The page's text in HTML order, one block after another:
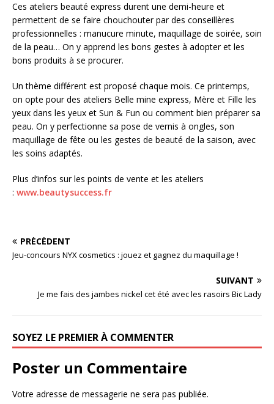
Ces ateliers beauté express durent une demi-heure et
permettent de se faire chouchouter par des conseillères
professionnelles : manucure minute, maquillage de soirée, soin
de la peau… On y apprend les bons gestes à adopter et les
bons produits à se procurer.
Un thème différent est proposé chaque mois. Ce printemps,
on opte pour des ateliers Belle mine express, Mère et Fille les
yeux dans les yeux et Sun & Fun ou comment bien préparer sa
peau. On y perfectionne sa pose de vernis à ongles, son
maquillage de fête ou les gestes de beauté de la saison, avec
les soins adaptés.
Plus d’infos sur les points de vente et les ateliers
: www.beautysuccess.fr
PRÉCÉDENT
Jeu-concours NYX cosmetics : jouez et gagnez du maquillage !
SUIVANT
Je me fais des jambes nickel cet été avec les rasoirs Bic Lady
SOYEZ LE PREMIER À COMMENTER
Poster un Commentaire
Votre adresse de messagerie ne sera pas publiée.